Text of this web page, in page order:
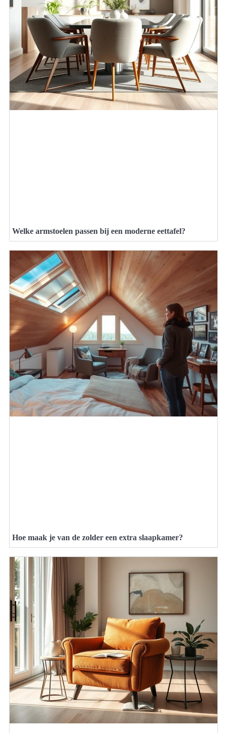
Welke armstoelen passen bij een moderne eettafel?
Hoe maak je van de zolder een extra slaapkamer?